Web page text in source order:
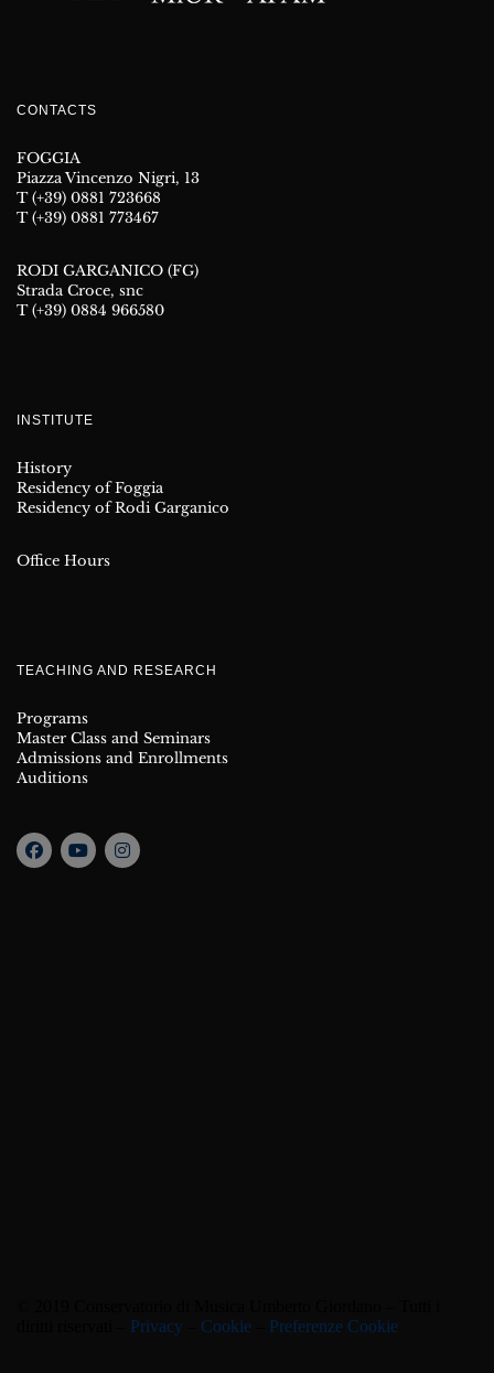
CONTACTS
FOGGIA
Piazza Vincenzo Nigri, 13
T (+39) 0881 723668
T (+39) 0881 773467
RODI GARGANICO (FG)
Strada Croce, snc
T (+39) 0884 966580
INSTITUTE
History
Residency of Foggia
Residency of Rodi Garganico
Office Hours
TEACHING AND RESEARCH
Programs
Master Class and Seminars
Admissions and Enrollments
Auditions
Privacy Cookie Preferenze Cookie